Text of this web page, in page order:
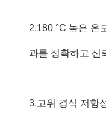
2.180 °C 높은 온
과를 정확하고 신
3.고위 경식 저항